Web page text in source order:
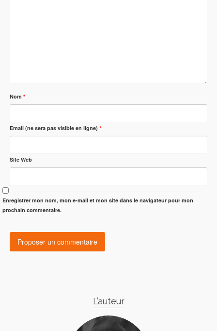
Nom *
Email (ne sera pas visible en ligne) *
Site Web
Enregistrer mon nom, mon e-mail et mon site dans le navigateur pour mon
prochain commentaire.
L’auteur